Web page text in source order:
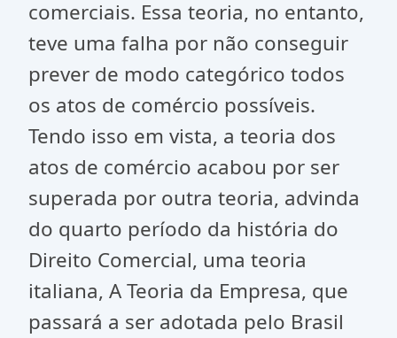
comerciais. Essa teoria, no entanto,
teve uma falha por não conseguir
prever de modo categórico todos
os atos de comércio possíveis.
Tendo isso em vista, a teoria dos
atos de comércio acabou por ser
superada por outra teoria, advinda
do quarto período da história do
Direito Comercial, uma teoria
italiana, A Teoria da Empresa, que
passará a ser adotada pelo Brasil